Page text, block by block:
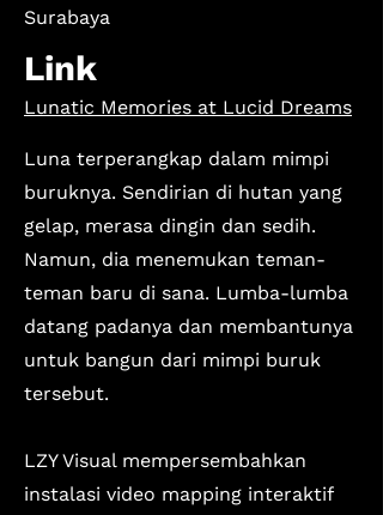
Surabaya
Link
Lunatic Memories at Lucid Dreams
Luna terperangkap dalam mimpi
buruknya. Sendirian di hutan yang
gelap, merasa dingin dan sedih.
Namun, dia menemukan teman-
teman baru di sana. Lumba-lumba
datang padanya dan membantunya
untuk bangun dari mimpi buruk
tersebut.
LZY Visual mempersembahkan
instalasi video mapping interaktif